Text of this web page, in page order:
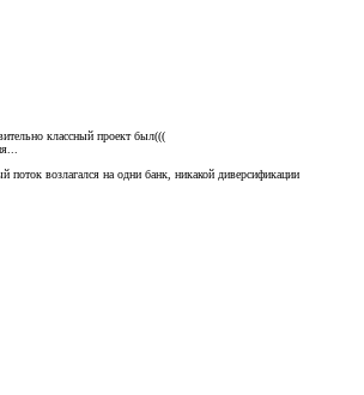
классный проект был(((
поток возлагался на одни банк, никакой диверсификации